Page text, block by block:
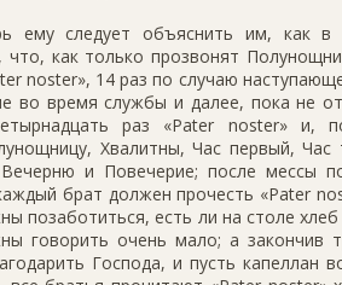
ему следует объяснить им, как в
как только прозвонят
noster», 14 раз по случаю
во время службы и далее, пока не
раз «Pater noster» и,
Хвалитны, Час первый, Час
и Повечерие; после мессы
брат должен прочесть «Pater
позаботиться, есть ли на столе
говорить очень мало; а закончив
Господа, и пусть капеллан